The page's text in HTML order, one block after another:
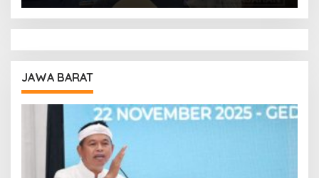
JAWA BARAT